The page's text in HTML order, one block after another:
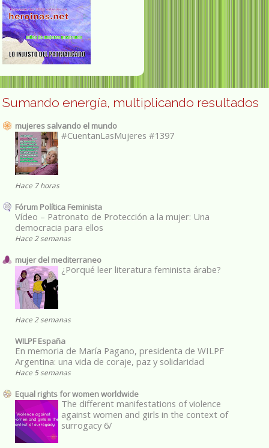
Sumando energía, multiplicando resultados
mujeres salvando el mundo
#CuentanLasMujeres #1397
Hace 7 horas
Fórum Política Feminista
Vídeo – Patronato de Protección a la mujer: Una
democracia para ellos
Hace 2 semanas
mujer del mediterraneo
¿Porqué leer literatura feminista árabe?
Hace 2 semanas
WILPF España
En memoria de María Pagano, presidenta de WILPF
Argentina: una vida de coraje, paz y solidaridad
Hace 5 semanas
Equal rights for women worldwide
The different manifestations of violence
against women and girls in the context of
surrogacy 6/